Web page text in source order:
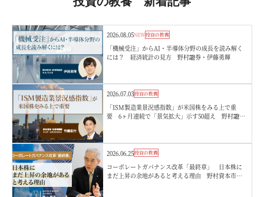
2026.08.05NEW投資の教養
「機械受注」からAI・半導体分野の成長を読み解く
には？ 経済統計の見方 野村證券・伊藤勇輝
2026.07.03投資の教養
「ISM製造業景況感指数」が米国株をみる上で重
要 6ヶ月連続で「景気拡大」示す50超え 野村證
2026.06.25投資の教養
コーポレートガバナンス改革「最終章」 日本株に
まだ上昇の余地があると考える理由 野村資本市場